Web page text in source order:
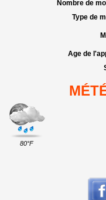
Nombre de
Type de
Age de
80°F